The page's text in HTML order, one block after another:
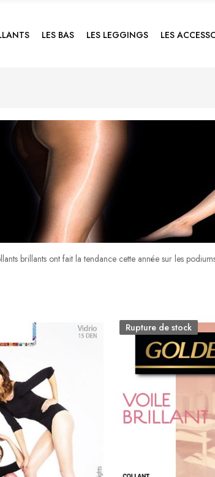
LES BAS LES LEGGINGS LES
brillants ont fait la tendance cette année sur les
Rupture de stock